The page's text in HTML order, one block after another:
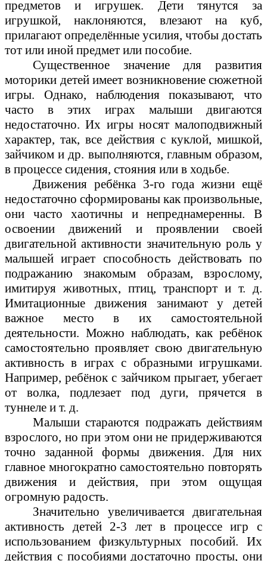
предметов и игрушек. Дети тянутся за
игрушкой, наклоняются, влезают на куб,
прилагают определённые усилия, чтобы достать
тот или иной предмет или пособие.
Существенное значение для развития
моторики детей имеет возникновение сюжетной
игры. Однако, наблюдения показывают, что
часто в этих играх малыши двигаются
недостаточно. Их игры носят малоподвижный
характер, так, все действия с куклой, мишкой,
зайчиком и др. выполняются, главным образом,
в процессе сидения, стояния или в ходьбе.
Движения ребёнка 3-го года жизни ещё
недостаточно сформированы как произвольные,
они часто хаотичны и непреднамеренны. В
освоении движений и проявлении своей
двигательной активности значительную роль у
малышей играет способность действовать по
подражанию знакомым образам, взрослому,
имитируя животных, птиц, транспорт и т. д.
Имитационные движения занимают у детей
важное место в их самостоятельной
деятельности. Можно наблюдать, как ребёнок
самостоятельно проявляет свою двигательную
активность в играх с образными игрушками.
Например, ребёнок с зайчиком прыгает, убегает
от волка, подлезает под дуги, прячется в
туннеле и т. д.
Малыши стараются подражать действиям
взрослого, но при этом они не придерживаются
точно заданной формы движения. Для них
главное многократно самостоятельно повторять
движения и действия, при этом ощущая
огромную радость.
Значительно увеличивается двигательная
активность детей 2-3 лет в процессе игр с
использованием физкультурных пособий. Их
действия с пособиями достаточно просты, они